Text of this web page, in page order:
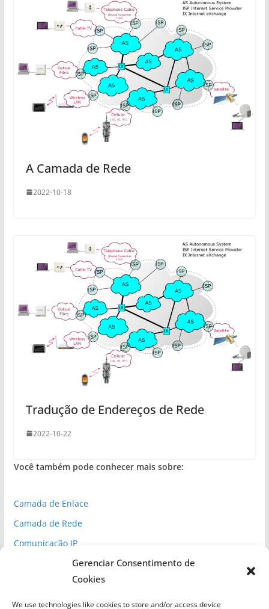
Gerenciar Consentimento de
Cookies
We use technologies like cookies to store and/or access device
A Camada de Rede
2022-10-18
Tradução de Endereços de Rede
2022-10-22
Você também pode conhecer mais sobre:
Camada de Enlace
Camada de Rede
Comunicação IP
Espaço Cibernético
Inteligência Competitiva
Normas de Segurança